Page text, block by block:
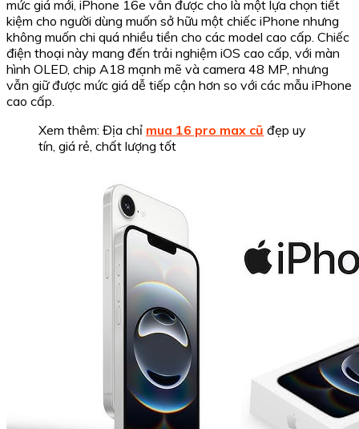
mức giá mới, iPhone 16e vẫn được cho là một lựa chọn tiết
kiệm cho người dùng muốn sở hữu một chiếc iPhone nhưng
không muốn chi quá nhiều tiền cho các model cao cấp. Chiếc
điện thoại này mang đến trải nghiệm iOS cao cấp, với màn
hình OLED, chip A18 mạnh mẽ và camera 48 MP, nhưng
vẫn giữ được mức giá dễ tiếp cận hơn so với các mẫu iPhone
cao cấp.
Xem thêm: Địa chỉ mua 16 pro max cũ đẹp uy
tín, giá rẻ, chất lượng tốt